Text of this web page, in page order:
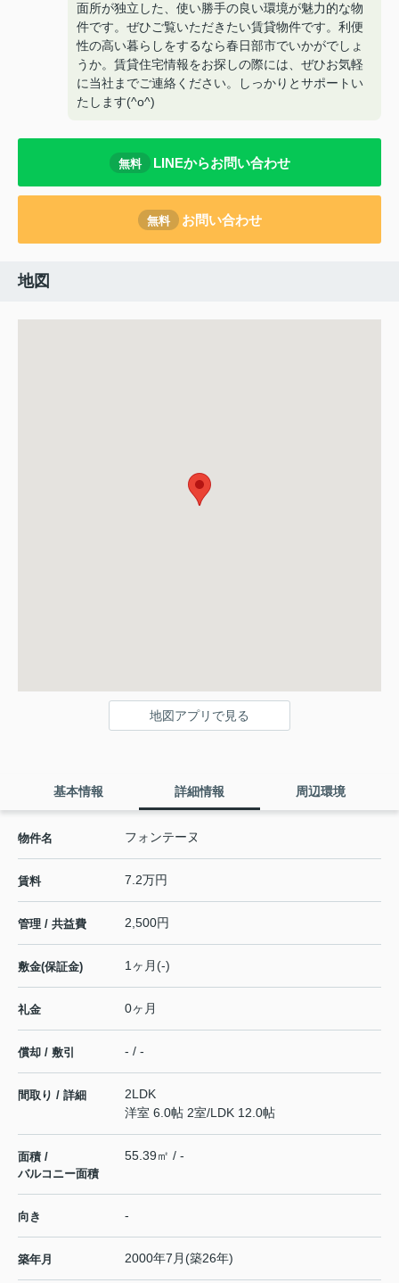
面所が独立した、使い勝手の良い環境が魅力的な物
件です。ぜひご覧いただきたい賃貸物件です。利便
性の高い暮らしをするなら春日部市でいかがでしょ
うか。賃貸住宅情報をお探しの際には、ぜひお気軽
に当社までご連絡ください。しっかりとサポートい
たします(^o^)
無料 LINEからお問い合わせ
無料 お問い合わせ
地図
地図アプリで見る
基本情報 詳細情報 周辺環境
物件名 フォンテーヌ
賃料 7.2万円
管理 / 共益費 2,500円
敷金(保証金) 1ヶ月(-)
礼金 0ヶ月
償却 / 敷引 - / -
間取り / 詳細
2LDK
洋室 6.0帖 2室/LDK 12.0帖
面積 /
バルコニー面積
55.39㎡ / -
向き -
築年月 2000年7月(築26年)